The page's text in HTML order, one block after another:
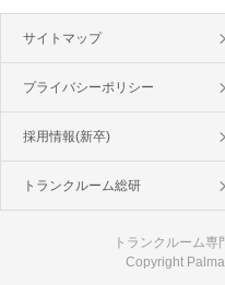
サイトマップ
プライバシーポリシー
採用情報(新卒)
トランクルーム総研
トランクルーム
Copyright